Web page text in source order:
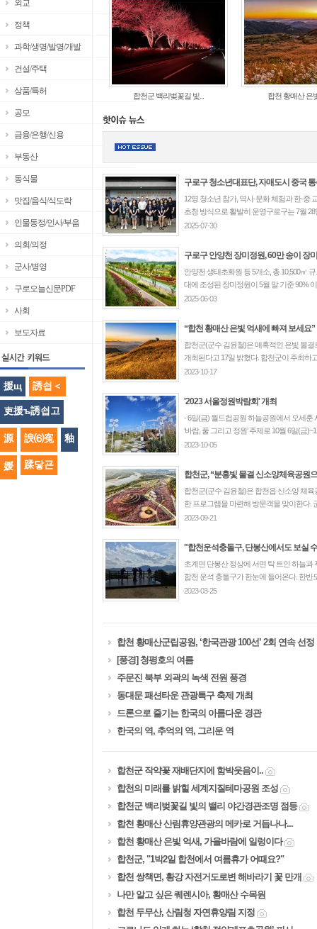
외교
정책
과학/생명/발명/개발
건설/주택
상품/특허
공모
금융/은행/신용
부동산
동식물
맛집/음식/식도락
인물동정/인사/부음
의회/의정
군사/병영
구로오늘신문PDF
사회
보도자료
援щ 誘쇱＜
吏援ъ誘쇱고
源 諛⑹寃 釉
媛 蹂닿굔
합천군 백리벚꽃길 빛... 합천 황매산 은
구로구 청소년대표단, 자매도시 중국
12명 청소년 참가, 역사·문화 체험과 한·중
초청 방식으로 활발히 운영구로구는 7월
2025-07-30
구로구 안양천 장미정원, 60만 송이 장미
안양천 생태초화원 등 5개소, 총 10,500㎡
대에 조성된 장미정원이 5월 말 기준 90%
2025-06-03
“합천 황매산 은빛 억새에 빠져 보세요”
합천군(군수 김윤철)은 매혹적인 은빛 물결
개최된다고 17일 밝혔다. 합천군이 주최하
2023-10-17
'2023 서울정원박람회' 개최
- 6일(금) 월드컵공원 하늘공원에서 오세훈
‘바람, 풀 그리고 정원’ 주제로 10월 6일(금
2023-10-05
합천군, “분홍빛 물결 신소양체육공원
합천군(군수 김윤철)은 합천읍 신소양 체
한 프로그램을 마련해 방문객을 맞이한다.
2023-09-21
"합천운석충돌구, 단봉산에서도 보실
초계면 단봉산 정상에 서면 탁 트인 하늘
합천 운석 충돌구가 한눈에 들어온다. 한반
2023-03-25
합천 황매산군립공원, ‘한국관광 100선’ 2회 연속 선정
[풍경] 청평호의 여름
주문진 북부 외곽의 녹색 전원 풍경
동대문 패션타운 관광특구 축제 개최
드론으로 즐기는 한국의 아름다운 경관
한국의 역, 추억의 역, 그리운 역
합천군 작약꽃 재배단지에 함박웃음이..
합천의 미래를 밝힐 세계지질테마공원 조성
합천군 백리벚꽃길 빛의 밸리 야간경관조명 점등
합천 황매산 산림휴양관광의 메카로 거듭나나...
합천 황매산 은빛 억새, 가을바람에 일렁이다
합천군, "1박2일 합천에서 여름휴가 어때요?"
합천 쌍책면, 황강 자전거도로변 해바라기 꽃 만개
나만 알고 싶은 퀘렌시아, 황매산 수목원
합천 두무산, 산림청 자연휴양림 지정